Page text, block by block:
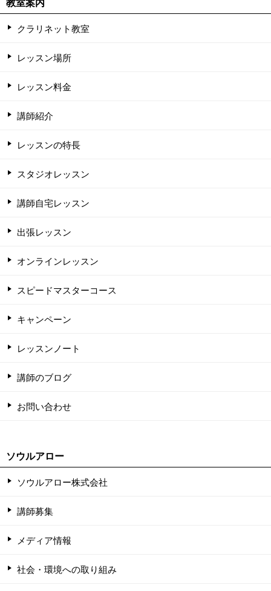
クラリネット教室
レッスン場所
レッスン料金
講師紹介
レッスンの特長
スタジオレッスン
講師自宅レッスン
出張レッスン
オンラインレッスン
スピードマスターコース
キャンペーン
レッスンノート
講師のブログ
お問い合わせ
ソウルアロー
ソウルアロー株式会社
講師募集
メディア情報
社会・環境への取り組み